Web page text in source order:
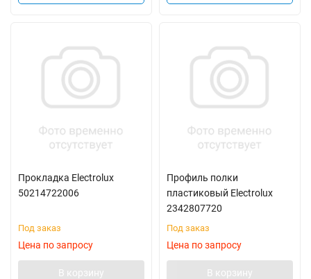
Прокладка Electrolux
50214722006
Под заказ
Цена по запросу
В корзину
Профиль полки
пластиковый Electrolux
2342807720
Под заказ
Цена по запросу
В корзину